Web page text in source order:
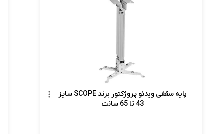
پایه سقفی ویدئو پروژکتور برند SCOPE سایز
43 تا 65 سانت